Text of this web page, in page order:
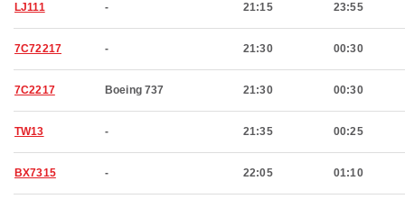
LJ111 - 21:15 23:55
7C72217 - 21:30 00:30
7C2217 Boeing 737 21:30 00:30
TW13 - 21:35 00:25
BX7315 - 22:05 01:10